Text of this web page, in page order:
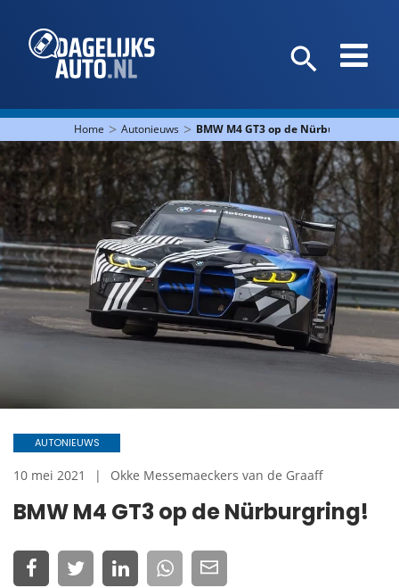
Home > Autonieuws > BMW M4 GT3 op de Nürburgring!
BMW M4 GT3 op de Nürburgring!
AUTONIEUWS
10 mei 2021 Okke Messemaeckers van de Graaff